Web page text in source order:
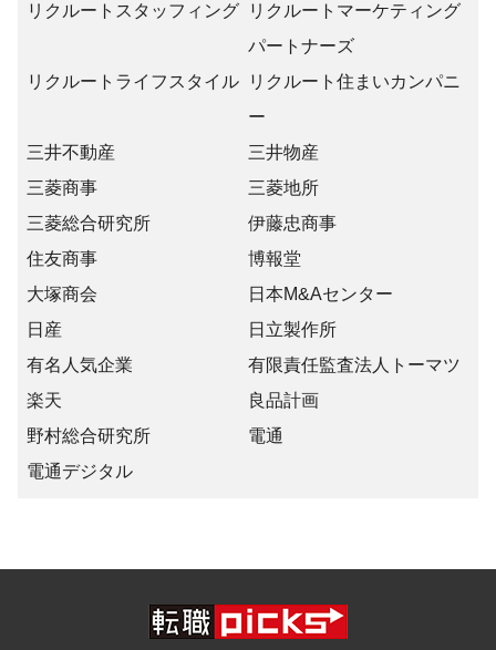
リクルートスタッフィング
リクルートマーケティング
パートナーズ
リクルートライフスタイル
リクルート住まいカンパニ
ー
三井不動産
三井物産
三菱商事
三菱地所
三菱総合研究所
伊藤忠商事
住友商事
博報堂
大塚商会
日本M&Aセンター
日産
日立製作所
有名人気企業
有限責任監査法人トーマツ
楽天
良品計画
野村総合研究所
電通
電通デジタル